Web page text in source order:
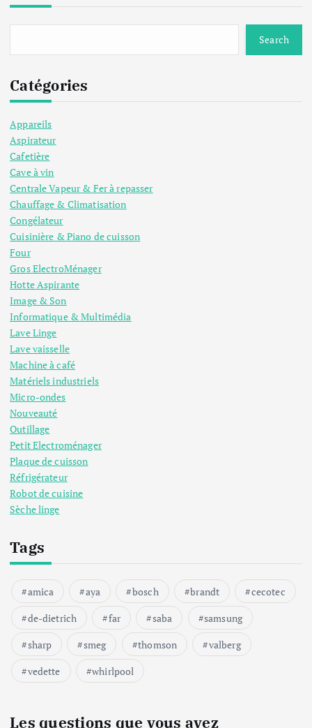
Search
Catégories
Appareils
Aspirateur
Cafetière
Cave à vin
Centrale Vapeur & Fer à repasser
Chauffage & Climatisation
Congélateur
Cuisinière & Piano de cuisson
Four
Gros ElectroMénager
Hotte Aspirante
Image & Son
Informatique & Multimédia
Lave Linge
Lave vaisselle
Machine à café
Matériels industriels
Micro-ondes
Nouveauté
Outillage
Petit Electroménager
Plaque de cuisson
Réfrigérateur
Robot de cuisine
Sèche linge
Tags
amica aya bosch brandt
cecotec
de-dietrich
far saba
samsung
sharp
smeg thomson
valberg
vedette
whirlpool
Les questions que vous avez